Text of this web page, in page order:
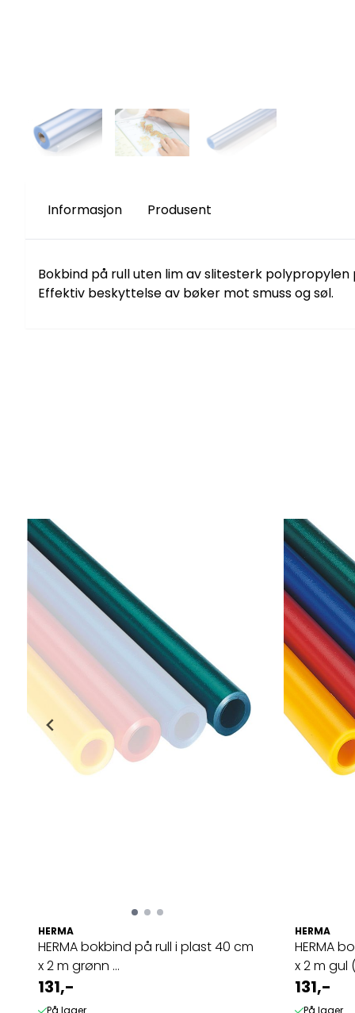
Informasjon Produsent
Bokbind på rull uten lim av slitesterk
Effektiv beskyttelse av bøker mot smuss og søl.
HERMA
HERMA bokbind på rull i plast 40 cm
x 2 m grønn ...
131,-
På lager
HERMA
HERMA
x 2 m gul
131,-
På lager